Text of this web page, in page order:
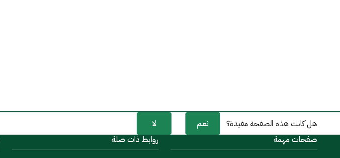
هل كانت هذه الصفحة مفيدة؟ نعم
لا
صفحات مهمة
روابط ذات صلة